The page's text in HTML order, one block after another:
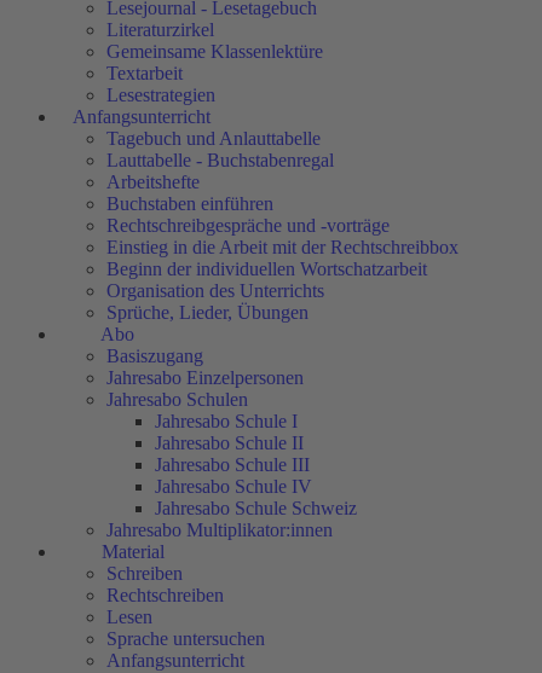
Lesejournal - Lesetagebuch
Literaturzirkel
Gemeinsame Klassenlektüre
Textarbeit
Lesestrategien
Anfangsunterricht
Tagebuch und Anlauttabelle
Lauttabelle - Buchstabenregal
Arbeitshefte
Buchstaben einführen
Rechtschreibgespräche und -vorträge
Einstieg in die Arbeit mit der Rechtschreibbox
Beginn der individuellen Wortschatzarbeit
Organisation des Unterrichts
Sprüche, Lieder, Übungen
Abo
Basiszugang
Jahresabo Einzelpersonen
Jahresabo Schulen
Jahresabo Schule I
Jahresabo Schule II
Jahresabo Schule III
Jahresabo Schule IV
Jahresabo Schule Schweiz
Jahresabo Multiplikator:innen
Material
Schreiben
Rechtschreiben
Lesen
Sprache untersuchen
Anfangsunterricht